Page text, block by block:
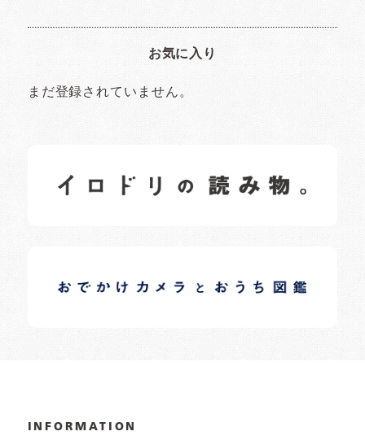
お気に入り
まだ登録されていません。
日常の様子など随時更新中です。
日常の様子など随時更新中です。
INFORMATION